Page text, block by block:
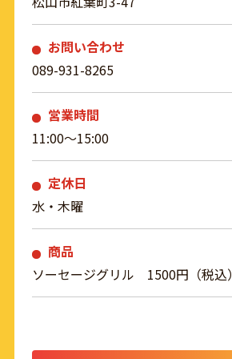
お問い合わせ
089-931-8265
営業時間
11:00～15:00
定休日
水・木曜
商品
ソーセージグリル 1500円（税込）